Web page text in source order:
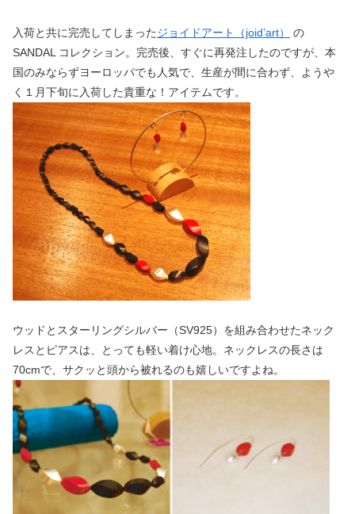
入荷と共に完売してしまったジョイドアート（joid’art）
の
SANDAL コレクション。完売後、すぐに再発注したのですが、本
国のみならずヨーロッパでも人気で、生産が間に合わず、ようや
く１月下旬に入荷した貴重な！アイテムです。
ウッドとスターリングシルバー（SV925）を組み合わせたネック
レスとピアスは、とっても軽い着け心地。ネックレスの長さは
70cmで、サクッと頭から被れるのも嬉しいですよね。